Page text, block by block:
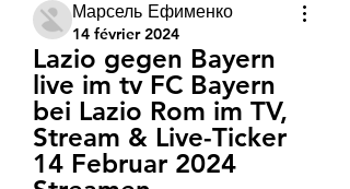
Марсель Ефименко
14 février 2024
Lazio gegen Bayern
live im tv FC Bayern
bei Lazio Rom im TV,
Stream & Live-Ticker
14 Februar 2024